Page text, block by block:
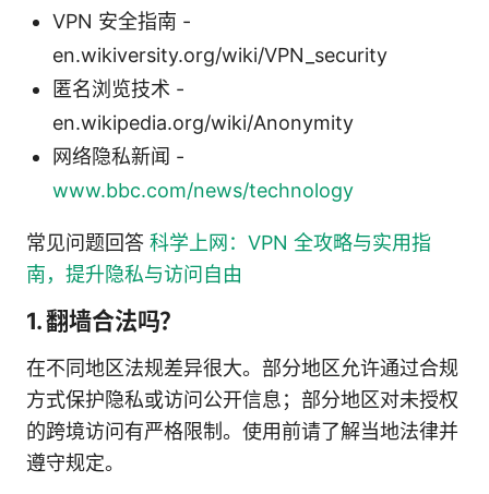
VPN 安全指南 -
en.wikiversity.org/wiki/VPN_security
匿名浏览技术 -
en.wikipedia.org/wiki/Anonymity
网络隐私新闻 -
www.bbc.com/news/technology
常见问题回答 科学上网：VPN 全攻略与实用指
南，提升隐私与访问自由
1. 翻墙合法吗？
在不同地区法规差异很大。部分地区允许通过合规
方式保护隐私或访问公开信息；部分地区对未授权
的跨境访问有严格限制。使用前请了解当地法律并
遵守规定。